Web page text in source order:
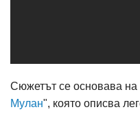
Сюжетът се основава на
Мулан", която описва